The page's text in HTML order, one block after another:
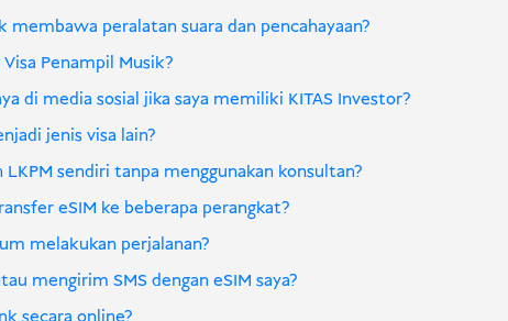
peralatan suara dan pencahayaan?
Penampil Musik?
di media sosial jika saya memiliki KITAS Investor?
jenis visa lain?
sendiri tanpa menggunakan konsultan?
eSIM ke beberapa perangkat?
melakukan perjalanan?
mengirim SMS dengan eSIM saya?